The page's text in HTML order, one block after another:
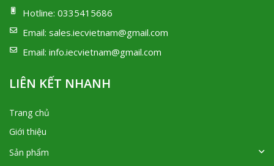
Hotline: 0335415686
Email: sales.iecvietnam@gmail.com
Email: info.iecvietnam@gmail.com
LIÊN KẾT NHANH
Trang chủ
Giới thiệu
Sản phẩm